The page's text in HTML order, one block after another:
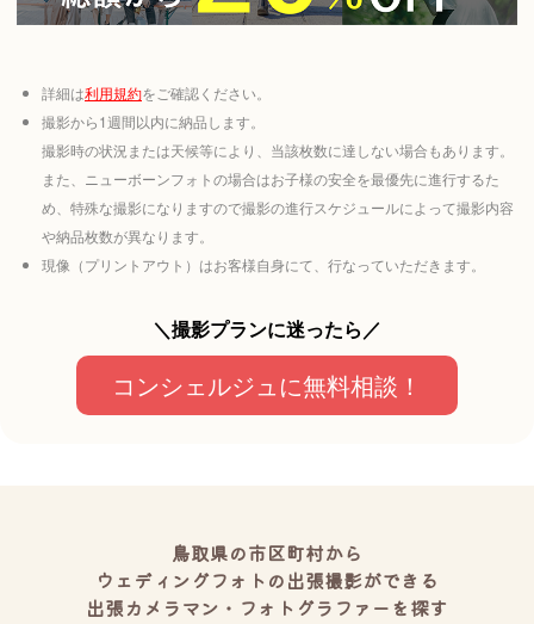
詳細は利用規約をご確認ください。
撮影から1週間以内に納品します。
撮影時の状況または天候等により、当該枚数に達しない場合もあります。
また、ニューボーンフォトの場合はお子様の安全を最優先に進行するた
め、特殊な撮影になりますので撮影の進行スケジュールによって撮影内容
や納品枚数が異なります。
現像（プリントアウト）はお客様自身にて、行なっていただきます。
＼撮影プランに迷ったら／
コンシェルジュに無料相談！
鳥取県の市区町村から
ウェディングフォトの出張撮影ができる
出張カメラマン・フォトグラファーを探す